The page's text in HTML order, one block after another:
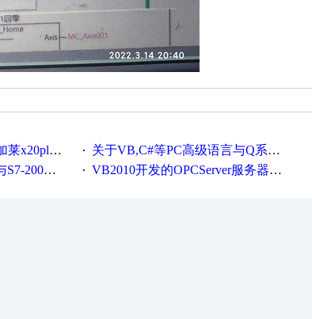
通讯 · 关于VB,C#等PC高级语言与Q系列通讯
以太网通讯 · VB2010开发的OPCServer服务器软件(含源代码)